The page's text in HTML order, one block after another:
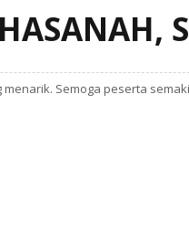
menarik. Semoga peserta